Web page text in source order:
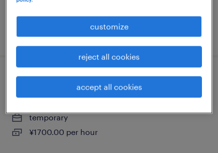
posted 16 july 2026
金属・非金属の生産管理・品質管理、検査
temporary
¥1700.00 per hour
customize
reject all cookies
accept all cookies